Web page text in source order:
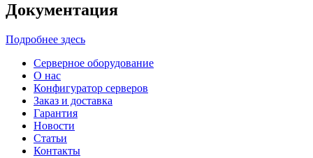
Документация
Подробнее здесь
Серверное оборудование
О нас
Конфигуратор серверов
Заказ и доставка
Гарантия
Новости
Статьи
Контакты